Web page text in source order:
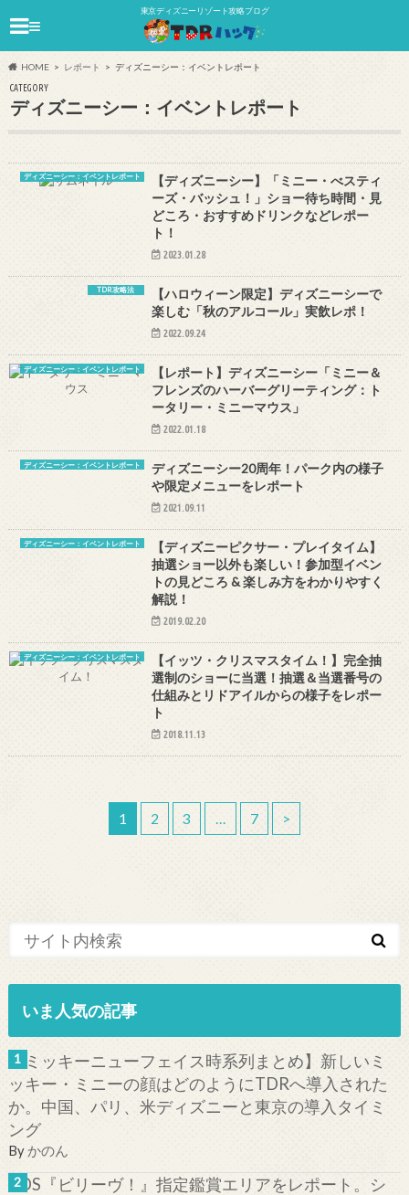
東京ディズニーリゾート攻略ブログ
≡
HOME レポート ディズニーシー：イベントレポート
CATEGORY
ディズニーシー：イベントレポート
ディズニーシー：イベントレポート
【ディズニーシー】「ミニー・べスティ
ーズ・バッシュ！」ショー待ち時間・見
どころ・おすすめドリンクなどレポー
ト！
2023.01.28
TDR攻略法
【ハロウィーン限定】ディズニーシーで
楽しむ「秋のアルコール」実飲レポ！
2022.09.24
ディズニーシー：イベントレポート
【レポート】ディズニーシー「ミニー＆
フレンズのハーバーグリーティング：ト
ータリー・ミニーマウス」
2022.01.18
ディズニーシー：イベントレポート
ディズニーシー20周年！パーク内の様子
や限定メニューをレポート
2021.09.11
ディズニーシー：イベントレポート
【ディズニーピクサー・プレイタイム】
抽選ショー以外も楽しい！参加型イベン
トの見どころ & 楽しみ方をわかりやすく
解説！
2019.02.20
ディズニーシー：イベントレポート
【イッツ・クリスマスタイム！】完全抽
選制のショーに当選！抽選＆当選番号の
仕組みとリドアイルからの様子をレポー
ト
2018.11.13
1 2 3 … 7 >
いま人気の記事
【ミッキーニューフェイス時系列まとめ】新しいミ
ッキー・ミニーの顔はどのようにTDRへ導入された
か。中国、パリ、米ディズニーと東京の導入タイミ
ング
By かのん
TDS『ビリーヴ！』指定鑑賞エリアをレポート。シ